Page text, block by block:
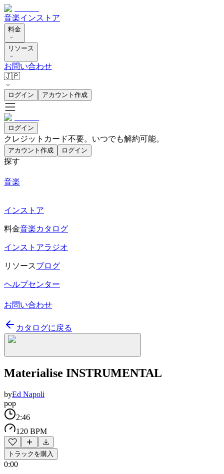
音楽インストア
料金
リソース
お問い合わせ
🇯🇵
ログイン アカウント作成
ログイン
クレジットカード不要。いつでも解約可能。
アカウント作成 ログイン
探す
音楽
インストア
料金音楽カタログ
インストアラジオ
リソースブログ
ヘルプセンター
お問い合わせ
カタログに戻る
Materialise INSTRUMENTAL
byEd Napoli
pop
2:46
120 BPM
トラックを購入
0:00